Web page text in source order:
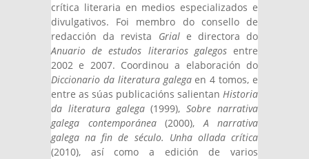
crítica literaria en medios especializados e
divulgativos. Foi membro do consello de
redacción da revista Griale directora do
Anuario de estudos literarios galegosentre
2002 e 2007. Coordinou a elaboración do
Diccionario da literatura galegaen 4 tomos, e
entre as súas publicacións salientan Historia
da literatura galega(1999),Sobre narrativa
galega contemporánea(2000),A narrativa
galega na fin de século. Unha ollada crítica
(2010), así como a edición de varios